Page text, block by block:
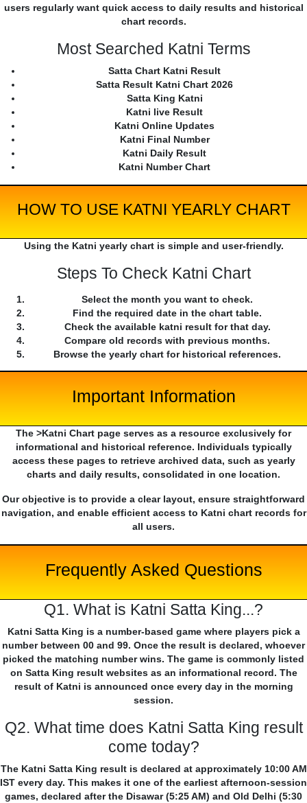
users regularly want quick access to daily results and historical
chart records.
Most Searched Katni Terms
Satta Chart Katni Result
Satta Result Katni Chart 2026
Satta King Katni
Katni live Result
Katni Online Updates
Katni Final Number
Katni Daily Result
Katni Number Chart
HOW TO USE KATNI YEARLY CHART
Using the Katni yearly chart is simple and user-friendly.
Steps To Check Katni Chart
Select the month you want to check.
Find the required date in the chart table.
Check the available katni result for that day.
Compare old records with previous months.
Browse the yearly chart for historical references.
Important Information
The >Katni Chart page serves as a resource exclusively for
informational and historical reference. Individuals typically
access these pages to retrieve archived data, such as yearly
charts and daily results, consolidated in one location.
Our objective is to provide a clear layout, ensure straightforward
navigation, and enable efficient access to Katni chart records for
all users.
Frequently Asked Questions
Q1. What is Katni Satta King...?
Katni Satta King is a number-based game where players pick a
number between 00 and 99. Once the result is declared, whoever
picked the matching number wins. The game is commonly listed
on Satta King result websites as an informational record. The
result of Katni is announced once every day in the morning
session.
Q2. What time does Katni Satta King result
come today?
The Katni Satta King result is declared at approximately 10:00 AM
IST every day. This makes it one of the earliest afternoon-session
games, declared after the Disawar (5:25 AM) and Old Delhi (5:30